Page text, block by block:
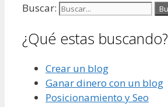
Buscar:
¿Qué estas buscando?
Crear un blog
Ganar dinero con un blog
Posicionamiento y Seo